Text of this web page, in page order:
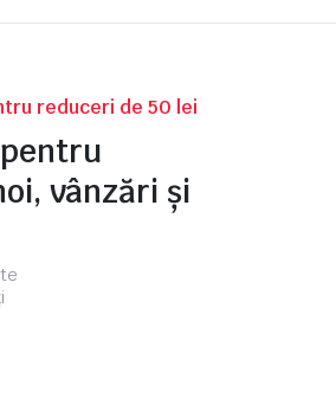
reduceri de 50 lei
vânzări și